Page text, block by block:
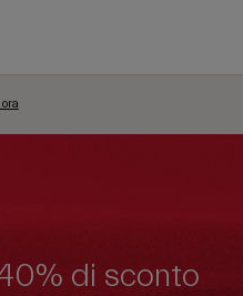
di sconto